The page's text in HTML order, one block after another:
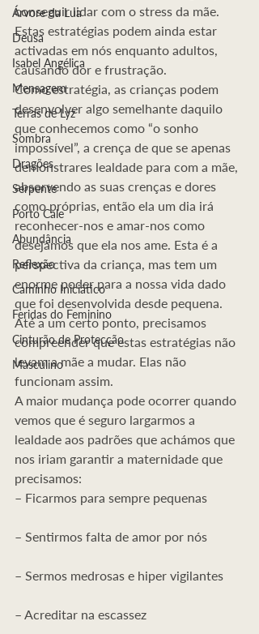
Árvore da Lua
Deusa
Isabel Angélica
Mensagem
Terras de Lyz
Sombra
Dragões
Serpente
Porto Cale
Abundância
Reflexão
Caminho Iniciático
Feridas do Feminino
Cinturão de Protecção
Masculino
conseguir lidar com o stress da mãe.
Estas estratégias podem ainda estar
activadas em nós enquanto adultos,
causando dor e frustração.
Como estratégia, as crianças podem
desenvolver algo semelhante daquilo
que conhecemos como “o sonho
impossível”, a crença de que se apenas
demonstrares lealdade para com a mãe,
absorvendo as suas crenças e dores
como próprias, então ela um dia irá
reconhecer-nos e amar-nos como
desejamos que ela nos ame. Esta é a
perspectiva da criança, mas tem um
enorme poder para a nossa vida dado
que foi desenvolvida desde pequena.
Até a um certo ponto, precisamos
compreender que estas estratégias não
levam a mãe a mudar. Elas não
funcionam assim.
A maior mudança pode ocorrer quando
vemos que é seguro largarmos a
lealdade aos padrões que achámos que
nos iriam garantir a maternidade que
precisamos:
– Ficarmos para sempre pequenas
– Sentirmos falta de amor por nós
– Sermos medrosas e hiper vigilantes
– Acreditar na escassez